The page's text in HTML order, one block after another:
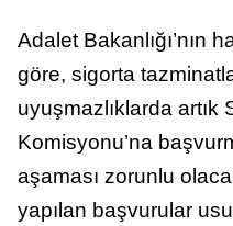
Adalet Bakanlığı’nın
göre, sigorta
uyuşmazlıklarda artık
Komisyonu’na
aşaması zorunlu
yapılan başvurular